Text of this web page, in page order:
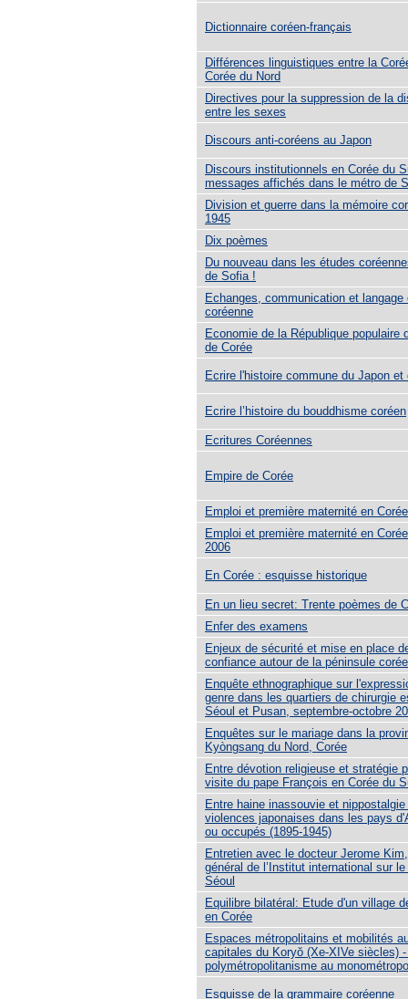
Dictionnaire coréen-français
Différences linguistiques entre la
Corée du Nord
Directives pour la suppression de la
entre les sexes
Discours anti-coréens au Japon
Discours institutionnels en Corée du
messages affichés dans le métro de
Division et guerre dans la mémoire
1945
Dix poèmes
Du nouveau dans les études
de Sofia !
Echanges, communication et
coréenne
Economie de la République populaire
de Corée
Ecrire l'histoire commune du Japon et
Ecrire l’histoire du bouddhisme coréen
Ecritures Coréennes
Empire de Corée
Emploi et première maternité en
Emploi et première maternité en
2006
En Corée : esquisse historique
En un lieu secret: Trente poèmes de
Enfer des examens
Enjeux de sécurité et mise en place
confiance autour de la péninsule
Enquête ethnographique sur
genre dans les quartiers de chirurgie
Séoul et Pusan, septembre-octobre
Enquêtes sur le mariage dans la
Kyòngsang du Nord, Corée
Entre dévotion religieuse et stratégie
visite du pape François en Corée du
Entre haine inassouvie et
violences japonaises dans les pays
ou occupés (1895-1945)
Entretien avec le docteur Jerome
général de l’Institut international sur
Séoul
Equilibre bilatéral: Etude d'un village
en Corée
Espaces métropolitains et mobilités
capitales du Koryŏ (Xe-XIVe siècles)
polymétropolitanisme au
Esquisse de la grammaire coréenne